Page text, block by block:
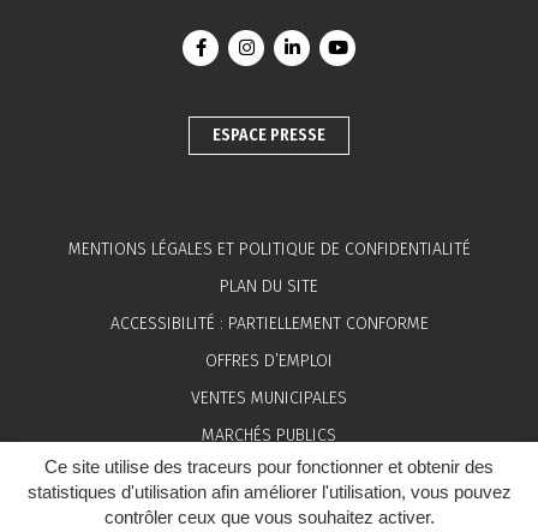
Ce site utilise des traceurs pour fonctionner et obtenir des
statistiques d'utilisation afin améliorer l'utilisation, vous pouvez
contrôler ceux que vous souhaitez activer.
Lien vers le compte Facebook
Lien vers le compte Instagram
Lien vers le compte Linkedin
Lien vers la chaîne
ESPACE PRESSE
MENTIONS LÉGALES ET POLITIQUE DE CONFIDENTIALITÉ
PLAN DU SITE
ACCESSIBILITÉ : PARTIELLEMENT CONFORME
OFFRES D’EMPLOI
VENTES MUNICIPALES
MARCHÉS PUBLICS
ESPACE PRESSE